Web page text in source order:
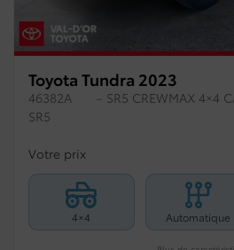
Toyota Tundra 2023
46382A
– SR5 CREWMAX 4×4
SR5
Votre prix
4×4 Automatique